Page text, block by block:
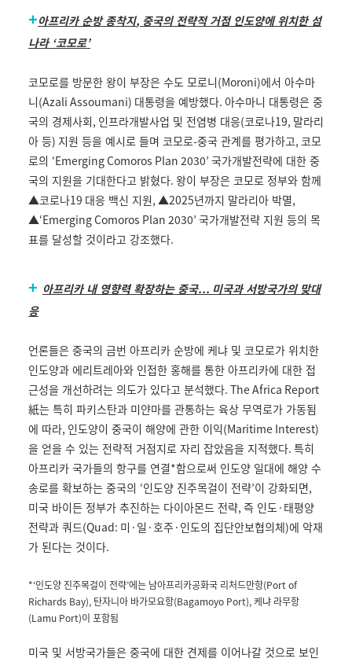
+아프리카 순방 종착지, 중국의 전략적 거점 인도양에 위치한 섬
나라 ‘코모로’
코모로를 방문한 왕이 부장은 수도 모로니(Moroni)에서 아수마
니(Azali Assoumani) 대통령을 예방했다. 아수마니 대통령은 중
국의 경제사회, 인프라개발사업 및 전염병 대응(코로나19, 말라리
아 등) 지원 등을 예시로 들며 코모로-중국 관계를 평가하고, 코모
로의 ‘Emerging Comoros Plan 2030’ 국가개발전략에 대한 중
국의 지원을 기대한다고 밝혔다. 왕이 부장은 코모로 정부와 함께
▲코로나19 대응 백신 지원, ▲2025년까지 말라리아 박멸,
▲‘Emerging Comoros Plan 2030’ 국가개발전략 지원 등의 목
표를 달성할 것이라고 강조했다.
+ 아프리카 내 영향력 확장하는 중국... 미국과 서방국가의 맞대
응
언론들은 중국의 금번 아프리카 순방에 케냐 및 코모로가 위치한
인도양과 에리트레아와 인접한 홍해를 통한 아프리카에 대한 접
근성을 개선하려는 의도가 있다고 분석했다. The Africa Report
紙는 특히 파키스탄과 미얀마를 관통하는 육상 무역로가 가동됨
에 따라, 인도양이 중국이 해양에 관한 이익(Maritime Interest)
을 얻을 수 있는 전략적 거점지로 자리 잡았음을 지적했다. 특히
아프리카 국가들의 항구를 연결*함으로써 인도양 일대에 해양 수
송로를 확보하는 중국의 ‘인도양 진주목걸이 전략’이 강화되면,
미국 바이든 정부가 추진하는 다이아몬드 전략, 즉 인도 · 태평양
전략과 쿼드(Quad: 미 · 일 · 호주· 인도의 집단안보협의체)에 악재
가 된다는 것이다.
*‘인도양 진주목걸이 전략’에는 남아프리카공화국 리처드만항(Port of
Richards Bay), 탄자니아 바가모요항(Bagamoyo Port),케냐 라무항
(Lamu Port)이 포함됨
미국 및 서방국가들은 중국에 대한 견제를 이어나갈 것으로 보인